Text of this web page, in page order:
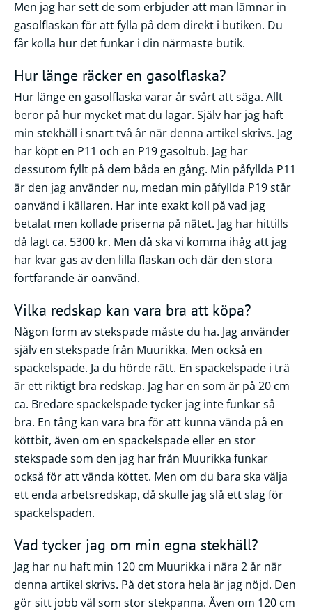
Men jag har sett de som erbjuder att man lämnar in
gasolflaskan för att fylla på dem direkt i butiken. Du
får kolla hur det funkar i din närmaste butik.
Hur länge räcker en gasolflaska?
Hur länge en gasolflaska varar år svårt att säga. Allt
beror på hur mycket mat du lagar. Själv har jag haft
min stekhäll i snart två år när denna artikel skrivs. Jag
har köpt en P11 och en P19 gasoltub. Jag har
dessutom fyllt på dem båda en gång. Min påfyllda P11
är den jag använder nu, medan min påfyllda P19 står
oanvänd i källaren. Har inte exakt koll på vad jag
betalat men kollade priserna på nätet. Jag har hittills
då lagt ca. 5300 kr. Men då ska vi komma ihåg att jag
har kvar gas av den lilla flaskan och där den stora
fortfarande är oanvänd.
Vilka redskap kan vara bra att köpa?
Någon form av stekspade måste du ha. Jag använder
själv en stekspade från Muurikka. Men också en
spackelspade. Ja du hörde rätt. En spackelspade i trä
är ett riktigt bra redskap. Jag har en som är på 20 cm
ca. Bredare spackelspade tycker jag inte funkar så
bra. En tång kan vara bra för att kunna vända på en
köttbit, även om en spackelspade eller en stor
stekspade som den jag har från Muurikka funkar
också för att vända köttet. Men om du bara ska välja
ett enda arbetsredskap, då skulle jag slå ett slag för
spackelspaden.
Vad tycker jag om min egna stekhäll?
Jag har nu haft min 120 cm Muurikka i nära 2 år när
denna artikel skrivs. På det stora hela är jag nöjd. Den
gör sitt jobb väl som stor stekpanna. Även om 120 cm